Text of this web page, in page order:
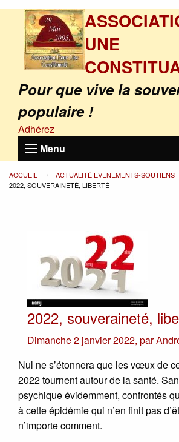
UNE
Pour que vive la
populaire !
Adhérez
Menu
ACCUEIL ACTUALITÉ EVÈNEMENTS-SOUTIENS
2022, SOUVERAINETÉ, LIBERTÉ
2022, souveraineté,
Dimanche 2 janvier 2022, par
Nul ne s’étonnera que les vœux de
2022 tournent autour de la santé.
psychique évidemment, confrontés
à cette épidémie qui n’en finit pas
n’importe comment.